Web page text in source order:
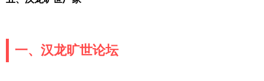
一、汉龙旷世论坛